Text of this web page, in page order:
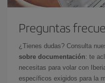
Preguntas
¿Tienes dudas? Consulta
sobre documentación: te
necesitas para volar con
específicos exigidos para la